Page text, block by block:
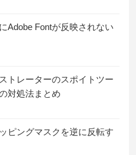
Adobe Fontが反映されない
トレーターのスポイトツー
対処法まとめ
ピングマスクを逆に反転す